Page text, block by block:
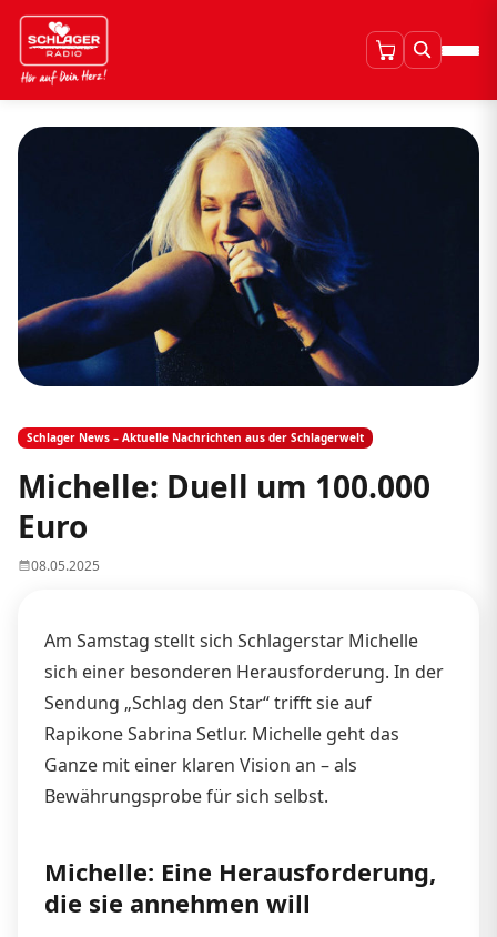
Schlager News – Aktuelle Nachrichten aus der Schlagerwelt
Michelle: Duell um 100.000
Euro
08.05.2025
Am Samstag stellt sich Schlagerstar Michelle
sich einer besonderen Herausforderung. In der
Sendung „Schlag den Star“ trifft sie auf
Rapikone Sabrina Setlur. Michelle geht das
Ganze mit einer klaren Vision an – als
Bewährungsprobe für sich selbst.
Michelle: Eine Herausforderung,
die sie annehmen will